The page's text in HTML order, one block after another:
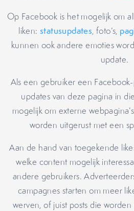
Op Facebook is het mogelijk om
liken: statusupdates, foto’s,
kunnen ook andere emoties
update.
Als een gebruiker een
updates van deze pagina in
mogelijk om externe
worden uitgerust met een
Aan de hand van toegekende
welke content mogelijk
andere gebruikers.
campagnes starten om meer
werven, of juist posts die